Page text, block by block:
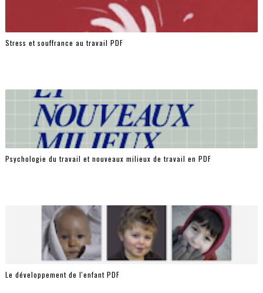
Stress et souffrance au travail PDF
Psychologie du travail et nouveaux milieux de travail en PDF
Le développement de l'enfant PDF